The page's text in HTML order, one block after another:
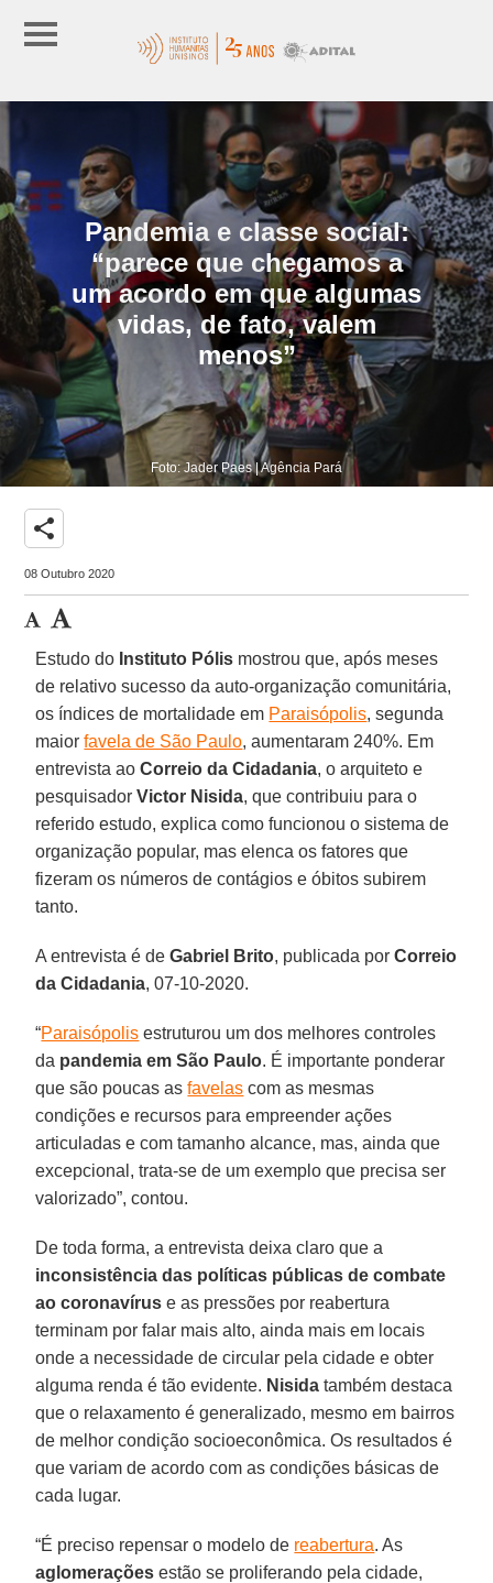
Pandemia e classe social:
“parece que chegamos a
um acordo em que algumas
vidas, de fato, valem
menos”
Foto: Jader Paes | Agência Pará
share
08 Outubro 2020
Estudo do Instituto Pólis mostrou que, após meses
de relativo sucesso da auto-organização comunitária,
os índices de mortalidade em Paraisópolis, segunda
maiorfavela de São Paulo, aumentaram 240%. Em
entrevista aoCorreio da Cidadania, o arquiteto e
pesquisadorVictor Nisida, que contribuiu para o
referido estudo, explica como funcionou o sistema de
organização popular, mas elenca os fatores que
fizeram os números de contágios e óbitos subirem
tanto.
A entrevista é deGabriel Brito, publicada porCorreio
da Cidadania, 07-10-2020.
“Paraisópolis estruturou um dos melhores controles
da pandemia em São Paulo. É importante ponderar
que são poucas asfavelas com as mesmas
condições e recursos para empreender ações
articuladas e com tamanho alcance, mas, ainda que
excepcional, trata-se de um exemplo que precisa ser
valorizado”, contou.
De toda forma, a entrevista deixa claro que a
inconsistência das políticas públicas de combate
ao coronavírus e as pressões por reabertura
terminam por falar mais alto, ainda mais em locais
onde a necessidade de circular pela cidade e obter
alguma renda é tão evidente. Nisida também destaca
que o relaxamento é generalizado, mesmo em bairros
de melhor condição socioeconômica. Os resultados é
que variam de acordo com as condições básicas de
cada lugar.
“É preciso repensar o modelo de reabertura. As
aglomerações estão se proliferando pela cidade,